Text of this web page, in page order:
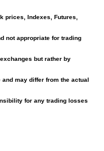
prices, Indexes, Futures,
not appropriate for trading
but rather by
may differ from the actual
for any trading losses